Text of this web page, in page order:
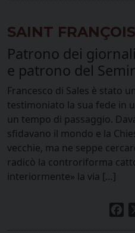
SAINT
Patrono dei
e patrono del
Francesco di Sales è stato
testimoniato la sua fede in
un tempo di passaggio.
sfidavano il mondo e la
vecchie, ma ne seppe
radicò la controriforma
interiormente» la via […]